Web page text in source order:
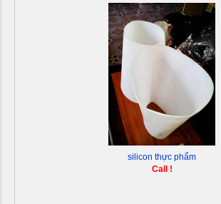
silicon thực phẩm
Call !